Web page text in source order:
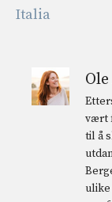
Italia
vært
til å
ulike